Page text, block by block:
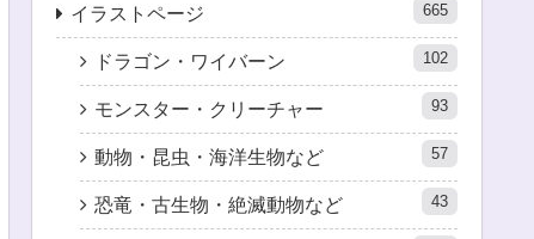
イラストページ 665
ドラゴン・ワイバーン 102
モンスター・クリーチャー 93
動物・昆虫・海洋生物など 57
恐竜・古生物・絶滅動物など 43